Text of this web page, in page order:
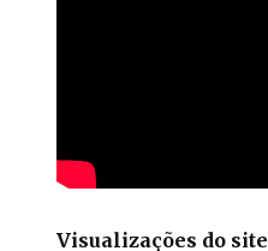
Visualizações do site